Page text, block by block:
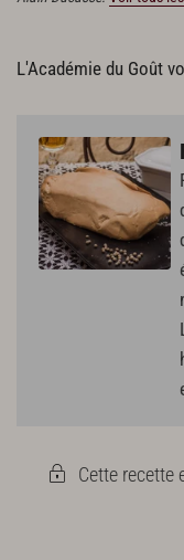
L'Académie du Goût
Cette recette